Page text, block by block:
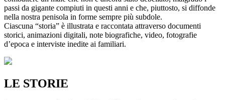
passi da gigante compiuti in questi anni e che, piuttosto, si diffonde
nella nostra penisola in forme sempre più subdole.
Ciascuna “storia” è illustrata e raccontata attraverso documenti
storici, animazioni digitali, note biografiche, video, fotografie
d’epoca e interviste inedite ai familiari.
LE STORIE